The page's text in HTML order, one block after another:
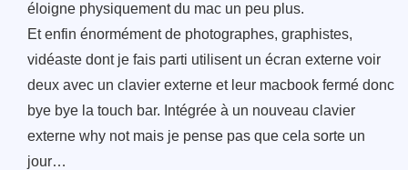
éloigne physiquement du mac un peu plus.
Et enfin énormément de photographes, graphistes,
vidéaste dont je fais parti utilisent un écran externe voir
deux avec un clavier externe et leur macbook fermé donc
bye bye la touch bar. Intégrée à un nouveau clavier
externe why not mais je pense pas que cela sorte un
jour…